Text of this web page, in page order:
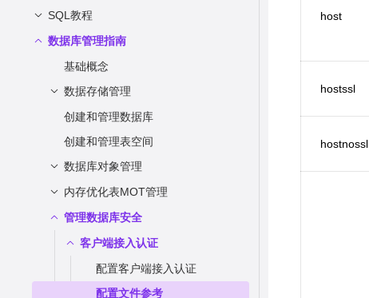
openGauss
C/C++（ODBC）
C/C++（libpq）
Java
Python
ORDER BY子句
高级数据管理
视图
容器镜像安装
运行容器
单节点安装
一主两备安装
安装准备
获取安装包
准备软硬件安装环境
安装openGauss
卸载openGauss
SQL教程
SQL语言基础
SQL语法格式说明
关键字
常量与宏
数据类型
数值类型
货币类型
布尔类型
字符类型
二进制类型
日期/时间类型
类型转换
概述
操作符
函数
值存储
UNION，CASE和相关构造
字符集与字符序
Schema
概览
Information Schema
简介
_PG_FOREIGN_DATA_WRA
PPERS
_PG_FOREIGN_SERVERS
_PG_FOREIGN_TABLES
LUMNS
DBE_PERF Schema
简介
OS
OS_RUNTIME
GLOBAL_OS_RUNTIME
OS_THREADS
GLOBAL_OS_THREADS
Instance
INSTANCE_TIME
GLOBAL_INSTANCE_TI
ME
Memory
MEMORY_NODE_DETAI
L
File
FILE_IOSTAT
Object
WDR Snapshot Schema
简介
WDR Snapshot原信息表
SNAPSHOT.SNAPSHOT
SNAPSHOT.TABLES_SN
AP_TIMESTAMP
WDR Snapshot 数据表
WDR Snapshot 生成性能报
告
PROC Coverage Schema
简介
COVERAGE.PROC_COVER
AGE
PROC Coverage生成存储过
DBE_PLDEBUGGER Schema
简介
DBE_PLDEBUGGER.turn_o
n
DB4AI Schema
简介
DB4AI.SNAPSHOT
DBE_PLDEVELOPER
SQL语法
DCL语法一览表
DDL语法一览表
DML语法一览表
ABORT
ALTER AGGREGATE
ALTER AUDIT POLICY
ALTER DATABASE
ALTER DATA SOURCE
表达式
简单表达式
条件表达式
子查询表达式
数组表达式
行表达式
游标表达式
函数和操作符
逻辑操作符
比较操作符
字符处理函数和操作符
二进制字符串函数和操作符
位串函数和操作符
模式匹配操作符
管理事务
表与存储
创建表
分区表
可编辑逻辑
匿名块
PL/pgSQL语言函数
触发器
存储过程
概述
数据类型
自治事务
数据库管理指南
基础概念
数据存储管理
存储结构: 段页式存储结构
存储模型: 规划存储模型
数据压缩
自适应压缩
支持OLTP场景数据压缩
Ustore存储引擎
创建和管理数据库
创建和管理表空间
数据库对象管理
创建和管理schema
创建和管理表
创建表
向表中插入数据
更新表中数据
创建和管理分区表
创建和管理索引
创建和管理视图
内存优化表MOT管理
MOT简介
MOT特性及价值
MOT关键技术
MOT应用场景
管理数据库安全
客户端接入认证
配置客户端接入认证
配置文件参考
host
hostssl
hostnossl